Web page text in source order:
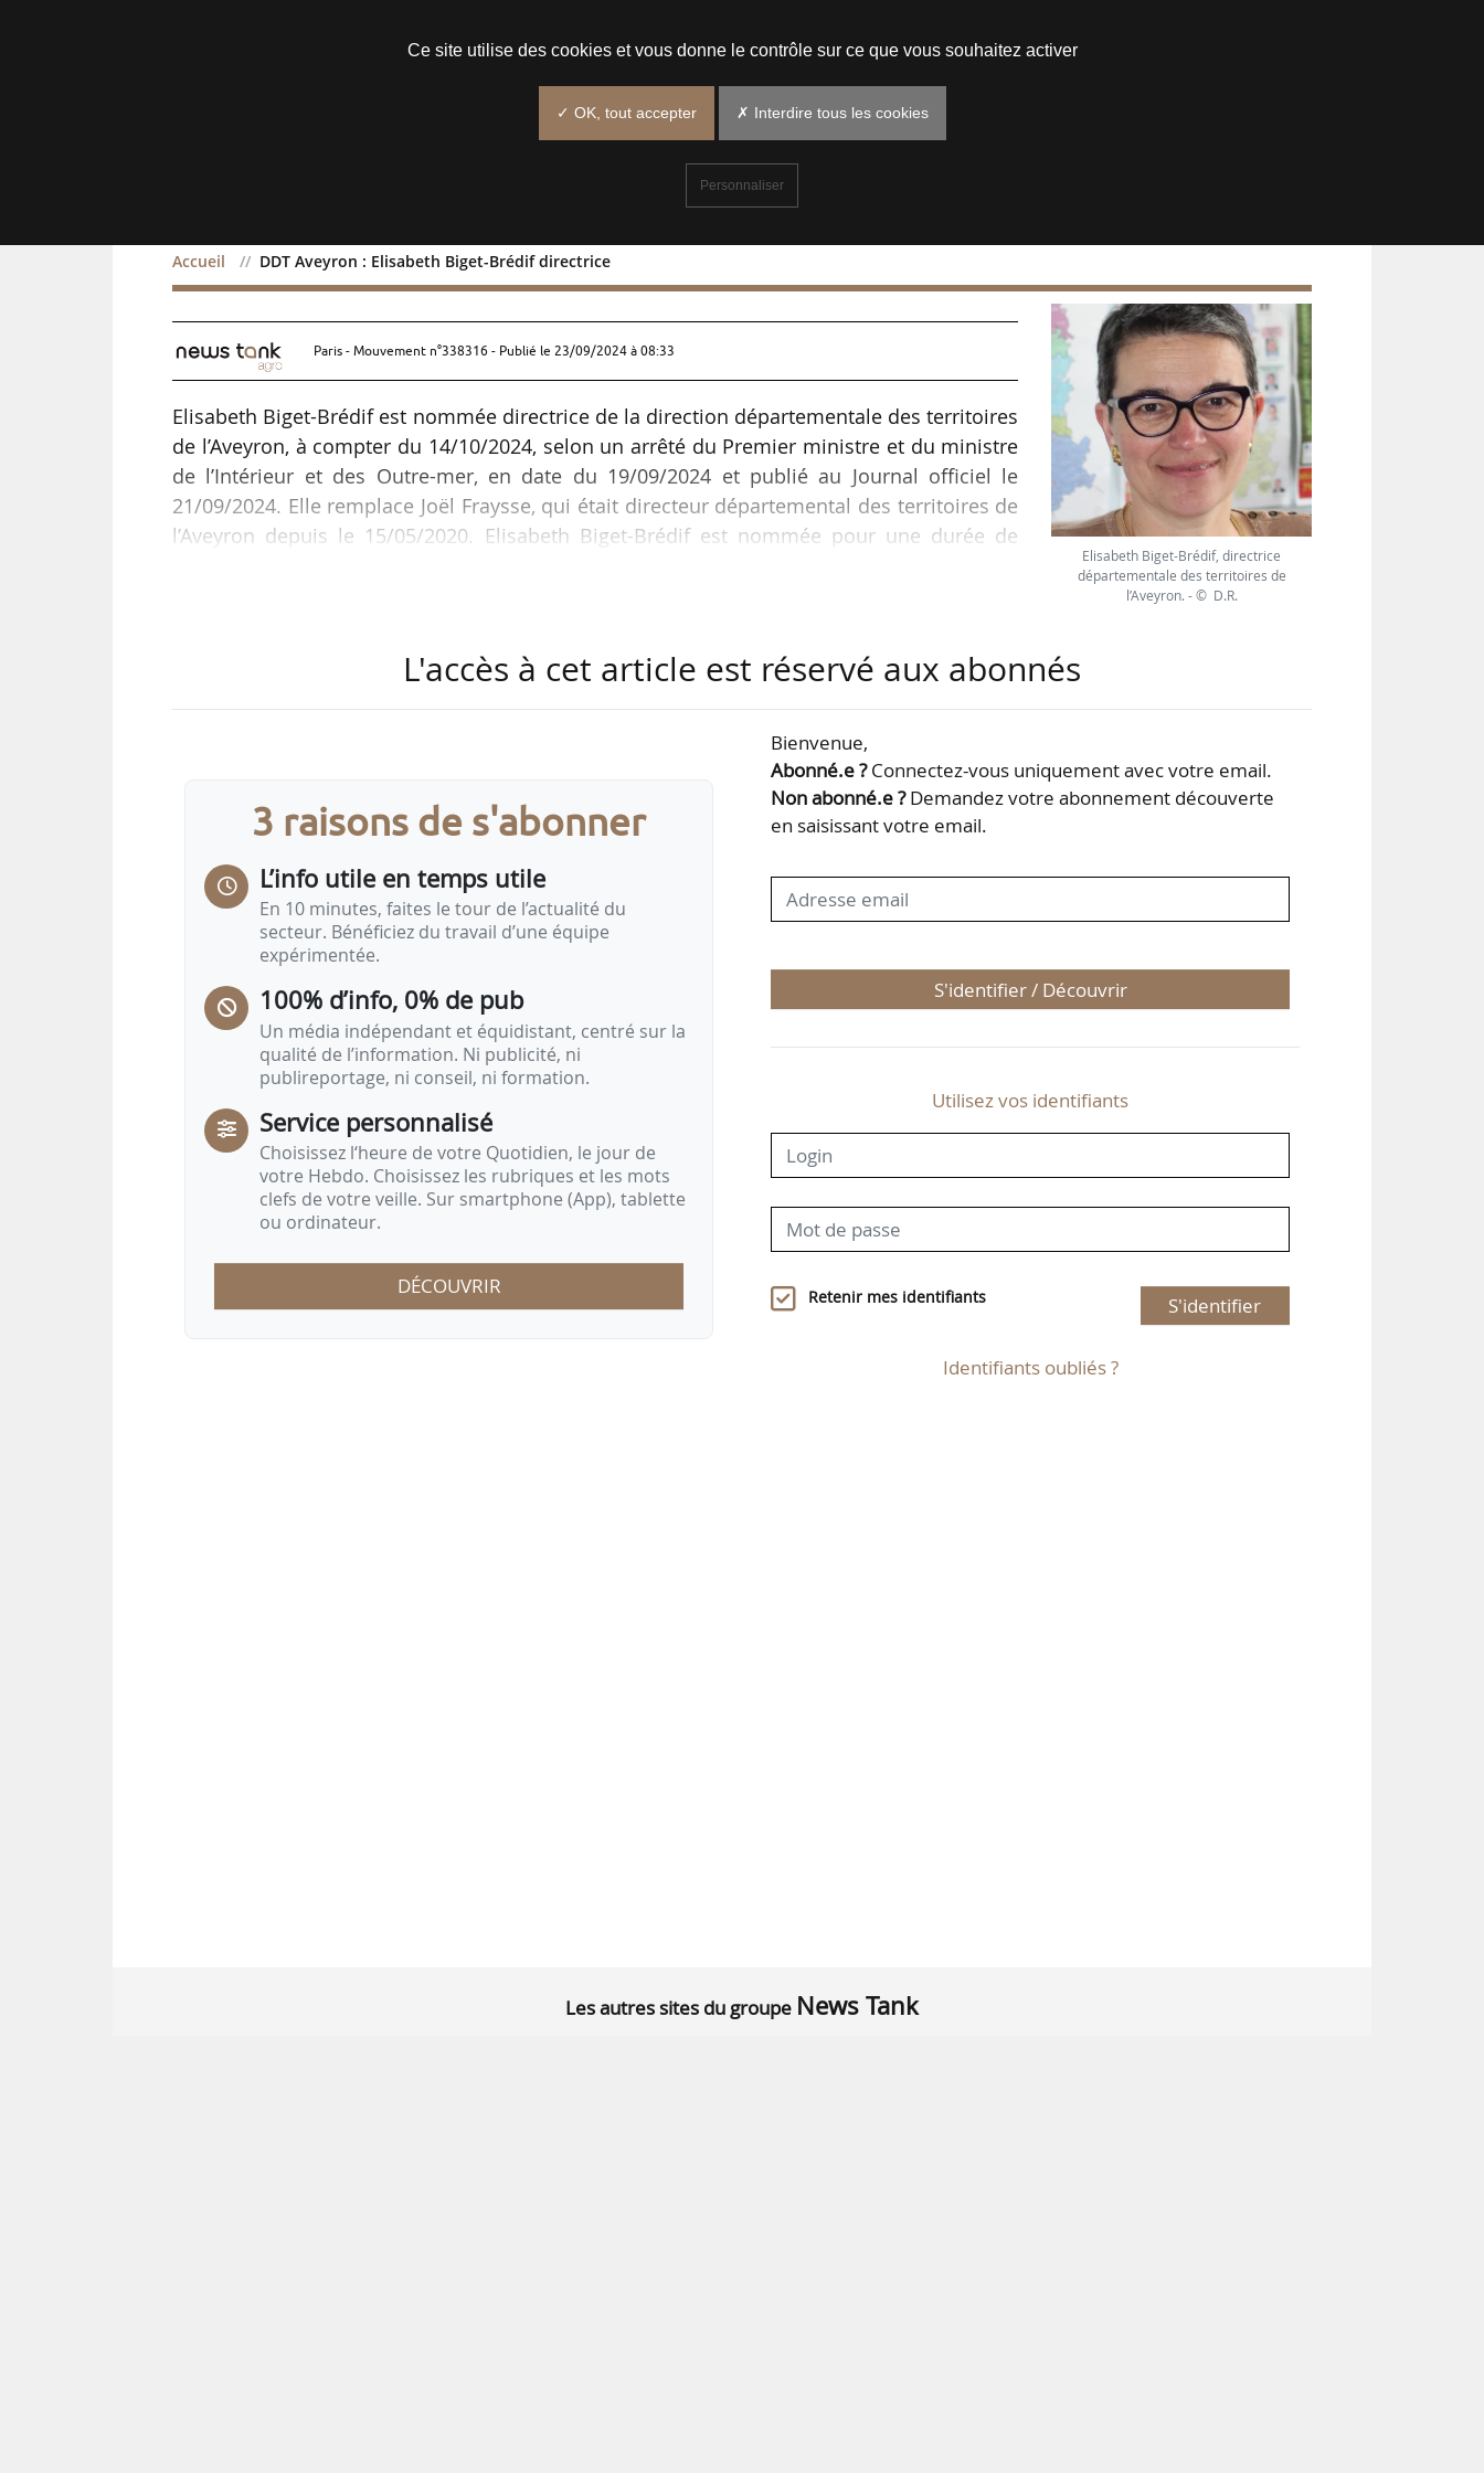
Accueil DDT Aveyron : Elisabeth Biget-Brédif directrice
DDT Aveyron : Elisabeth Biget-Brédif directrice
Paris - Mouvement n°338316 - Publié le 23/09/2024 à 08:33
Elisabeth Biget-Brédif est nommée directrice de la direction départementale des territoires
de l’Aveyron, à compter du 14/10/2024, selon un arrêté du Premier ministre et du ministre
de l’Intérieur et des Outre-mer, en date du 19/09/2024 et publié au Journal officiel le
21/09/2024. Elle remplace Joël Fraysse, qui était directeur départemental des territoires de
l’Aveyron depuis le 15/05/2020. Elisabeth Biget-Brédif est nommée pour une durée de
Brédif était directrice départementale des territoires des Deux-Sèvres depuis le
01/04/2021. Au sein de la DDAF Aveyron, elle a exercé les fonctions de chef de service
économie agricole entre septembre 2002 et…
Elisabeth Biget-Brédif, directrice
départementale des territoires de
l’Aveyron. - © D.R.
L'accès à cet article est réservé aux abonnés
3 raisons de s'abonner
L’info utile en temps utile
En 10 minutes, faites le tour de l’actualité du
secteur. Bénéficiez du travail d’une équipe
expérimentée.
100% d’info, 0% de pub
Un média indépendant et équidistant, centré sur la
qualité de l’information. Ni publicité, ni
publireportage, ni conseil, ni formation.
Service personnalisé
Choisissez l‘heure de votre Quotidien, le jour de
votre Hebdo. Choisissez les rubriques et les mots
clefs de votre veille. Sur smartphone (App), tablette
ou ordinateur.
DÉCOUVRIR
Bienvenue,
Abonné.e ?Connectez-vous uniquement avec votre email.
Non abonné.e ?Demandez votre abonnement découverte
en saisissant votre email.
S'identifier / Découvrir
Utilisez vos identifiants
Retenir mes identifiants S'identifier
Identifiants oubliés ?
Les autres sites du groupe News Tank
Ce site utilise des cookies et vous donne le contrôle sur ce que vous souhaitez activer
✓ OK, tout accepter ✗ Interdire tous les cookies
Personnaliser